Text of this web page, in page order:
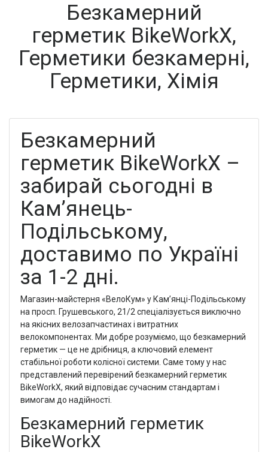
Безкамерний
герметик BikeWorkX,
Герметики безкамерні,
Герметики, Хімія
Безкамерний
герметик BikeWorkX –
забирай сьогодні в
Кам’янець-
Подільському,
доставимо по Україні
за 1-2 дні.
Магазин-майстерня «ВелоКум» у Кам’янці-Подільському
на просп. Грушевського, 21/2 спеціалізується виключно
на якісних велозапчастинах і витратних
велокомпонентах. Ми добре розуміємо, що безкамерний
герметик — це не дрібниця, а ключовий елемент
стабільної роботи колісної системи. Саме тому у нас
представлений перевірений безкамерний герметик
BikeWorkX, який відповідає сучасним стандартам і
вимогам до надійності.
Безкамерний герметик
BikeWorkX